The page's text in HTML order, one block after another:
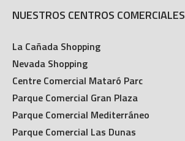
NUESTROS CENTROS COMERCIALES
La Cañada Shopping
Nevada Shopping
Centre Comercial Mataró Parc
Parque Comercial Gran Plaza
Parque Comercial Mediterráneo
Parque Comercial Las Dunas